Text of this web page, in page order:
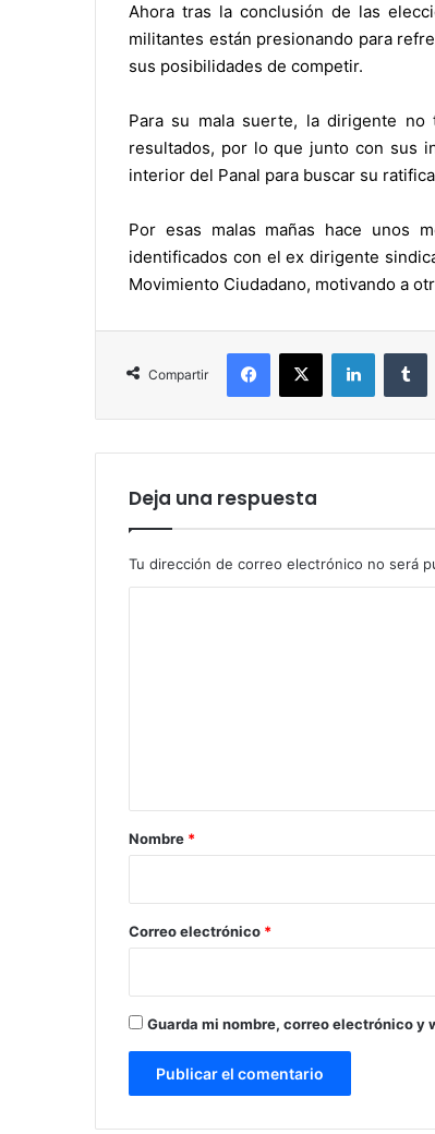
Ahora tras la conclusión de las
militantes están presionando para
sus posibilidades de competir.
Para su mala suerte, la dirigente
resultados, por lo que junto con sus
interior del Panal para buscar su
Por esas malas mañas hace unos
identificados con el ex dirigente
Movimiento Ciudadano, motivando a
Compartir
Facebook
X LinkedIn
Deja una respuesta
Tu dirección de correo electrónico no será
r
*
Nombre *
Correo electrónico *
Guarda mi nombre, correo electrónico y